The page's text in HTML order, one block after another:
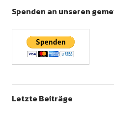
Spenden an unseren
Letzte Beiträge